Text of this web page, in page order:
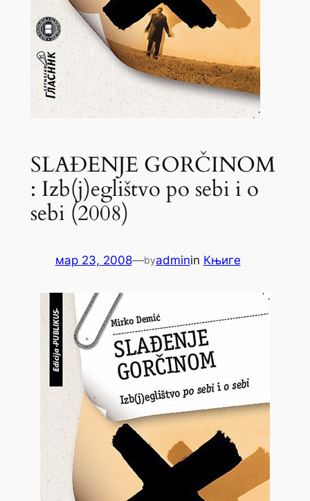
SLAĐENJE GORČINOM
: Izb(j)eglištvo po sebi i o
sebi (2008)
мар 23, 2008—byadminin Књиге